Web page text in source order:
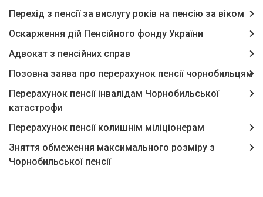
Перехід з пенсії за вислугу років на пенсію за віком
Оскарження дій Пенсійного фонду України
Адвокат з пенсійних справ
Позовна заява про перерахунок пенсії чорнобильцям
Перерахунок пенсії інвалідам Чорнобильської
катастрофи
Перерахунок пенсії колишнім міліціонерам
Зняття обмеження максимального розміру з
Чорнобильської пенсії